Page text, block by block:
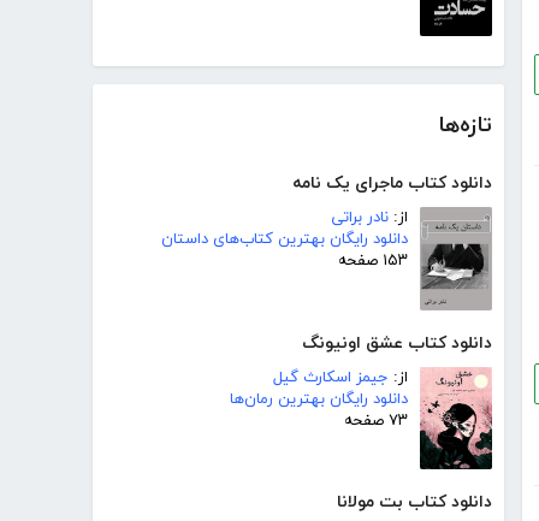
تازه‌ها
دانلود کتاب ماجرای یک نامه
از: نادر براتی
دانلود رایگان بهترین کتاب‌های داستان
۱۵۳ صفحه
دانلود کتاب عشق اونیونگ
از: جیمز اسکارث گیل
دانلود رایگان بهترین رمان‌ها
۷۳ صفحه
دانلود کتاب بت مولانا